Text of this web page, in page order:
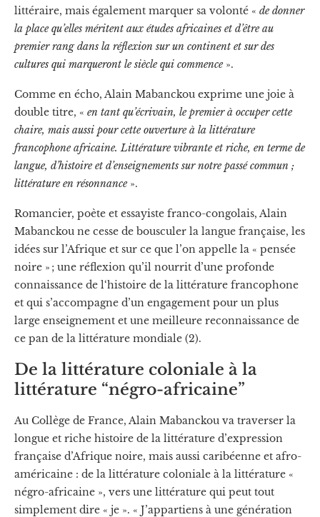
littéraire, mais également marquer sa volonté « de donner
la place qu’elles méritent aux études africaines et d’être au
premier rang dans la réflexion sur un continent et sur des
cultures qui marqueront le siècle qui commence».
Comme en écho, Alain Mabanckou exprime une joie à
double titre, « en tant qu’écrivain, le premier à occuper cette
chaire, mais aussi pour cette ouverture à la littérature
francophone africaine. Littérature vibrante et riche, en terme de
langue, d’histoire et d’enseignements sur notre passé commun ;
littérature en résonnance».
Romancier, poète et essayiste franco-congolais, Alain
Mabanckou ne cesse de bousculer la langue française, les
idées sur l’Afrique et sur ce que l’on appelle la « pensée
noire » ; une réflexion qu’il nourrit d’une profonde
connaissance de l‘histoire de la littérature francophone
et qui s’accompagne d’un engagement pour un plus
large enseignement et une meilleure reconnaissance de
ce pan de la littérature mondiale (2).
De la littérature coloniale à la
littérature “négro-africaine”
Au Collège de France, Alain Mabanckou va traverser la
longue et riche histoire de la littérature d’expression
française d’Afrique noire, mais aussi caribéenne et afro-
américaine : de la littérature coloniale à la littérature «
négro-africaine », vers une littérature qui peut tout
simplement dire « je ». « J’appartiens à une génération